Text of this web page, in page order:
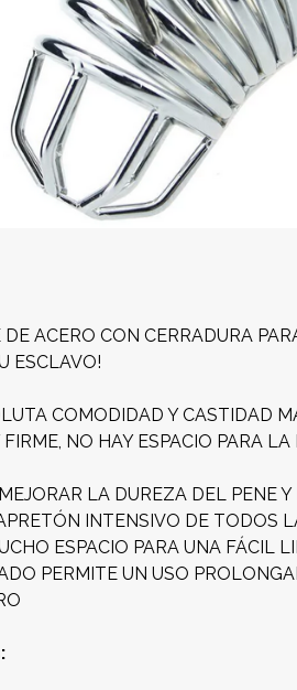
DE ACERO CON CERRADURA
ESCLAVO!
COMODIDAD Y CASTIDAD
NO HAY ESPACIO PARA LA
LA DUREZA DEL PENE
INTENSIVO DE TODOS
ESPACIO PARA UNA FÁCIL
PERMITE UN USO